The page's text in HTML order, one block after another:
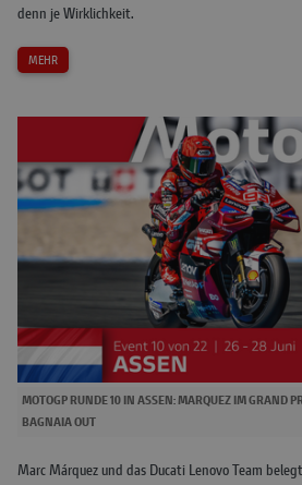
denn je Wirklichkeit.
MEHR
MOTOGP RUNDE 10 IN ASSEN: MARQUEZ IM GRAND
BAGNAIA OUT
Marc Márquez und das Ducati Lenovo Team